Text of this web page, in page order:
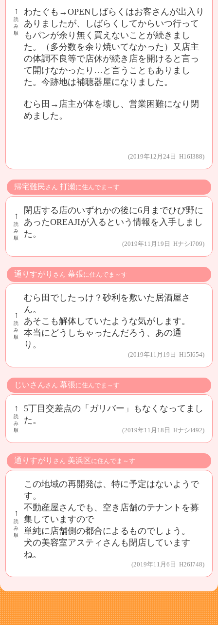
↑
読
み
順
わたぐも→OPENしばらくはお客さんが出入り
ありましたが、しばらくしてからいつ行って
もパンが余り無く買えないことが続きまし
た。（多分数を余り焼いてなかった）又店主
の体調不良等で店休が続き店を開けると言っ
て開けなかったり…と言うこともありまし
た。今跡地は補聴器屋になりました。
むら田→店主が体を壊し、営業困難になり閉
めました。
(2019年12月24日 H16I388)
帰宅難民 さん 打瀬に住んでま～す
↑
読
み
順
閉店する店のいずれかの後に6月までひび野に
あったOREAJIが入るという情報を入手しまし
た。
(2019年11月19日 HナシI709)
通りすがり さん 幕張に住んでま～す
↑
読
み
順
むら田でしたっけ？砂利を敷いた居酒屋さ
ん。
あそこも解体していたような気がします。
本当にどうしちゃったんだろう、あの通
り。
(2019年11月19日 H15I654)
じいさん さん 幕張に住んでま～す
↑
読
み
順
5丁目交差点の「ガリバー」もなくなってまし
た。
(2019年11月18日 HナシI492)
通りすがり さん 美浜区に住んでま～す
↑
読
み
順
この地域の再開発は、特に予定はないようで
す。
不動産屋さんでも、空き店舗のテナントを募
集していますので
単純に店舗側の都合によるものでしょう。
犬の美容室アスティさんも閉店しています
ね。
(2019年11月6日 H26I748)